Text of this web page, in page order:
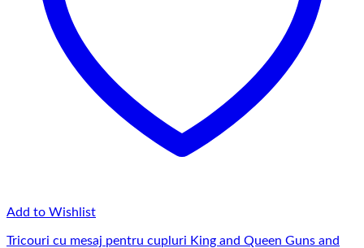
Add to Wishlist
Tricouri cu mesaj pentru cupluri King and Queen Guns and